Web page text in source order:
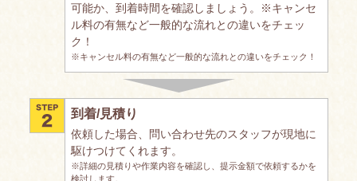
可能か、到着時間を確認しましょう。※キャンセ
ル料の有無など一般的な流れとの違いをチェッ
ク！
※キャンセル料の有無など一般的な流れとの違いをチェック！
到着/見積り
依頼した場合、問い合わせ先のスタッフが現地に
駆けつけてくれます。
※詳細の見積りや作業内容を確認し、提示金額で依頼するかを
検討します。